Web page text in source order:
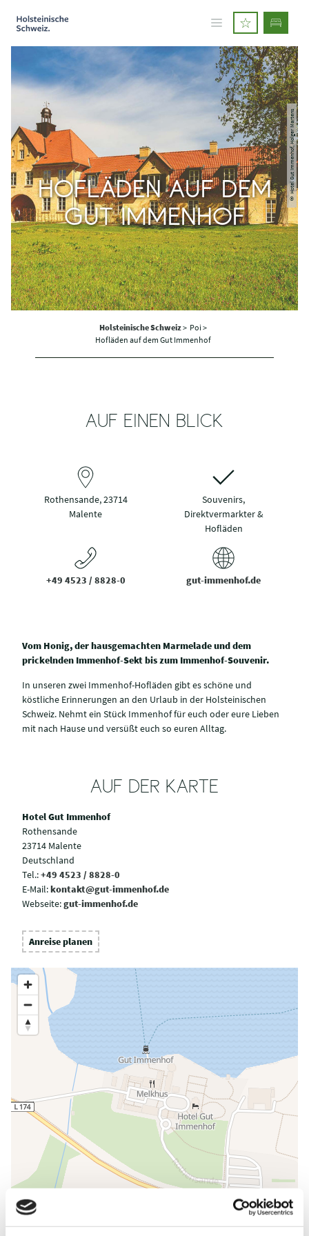
© Hotel Gut Immenhof, Holger Martens
HOFLÄDEN AUF DEM
GUT IMMENHOF
Holsteinische Schweiz> Poi >
Hofläden auf dem Gut Immenhof
AUF EINEN BLICK
Rothensande, 23714
Malente
Souvenirs,
Direktvermarkter &
Hofläden
+49 4523 / 8828-0 gut-immenhof.de
Vom Honig, der hausgemachten Marmelade und dem
prickelnden Immenhof-Sekt bis zum Immenhof-Souvenir.
In unseren zwei Immenhof-Hofläden gibt es schöne und
köstliche Erinnerungen an den Urlaub in der Holsteinischen
Schweiz. Nehmt ein Stück Immenhof für euch oder eure Lieben
mit nach Hause und versüßt euch so euren Alltag.
AUF DER KARTE
Hotel Gut Immenhof
Rothensande
23714 Malente
Deutschland
Tel.:+49 4523 / 8828-0
E-Mail:kontakt@gut-immenhof.de
Webseite:gut-immenhof.de
Anreise planen